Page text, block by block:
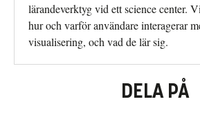
lärandeverktyg vid ett science center.
hur och varför användare interagerar
visualisering, och vad de lär sig.
DELA PÅ